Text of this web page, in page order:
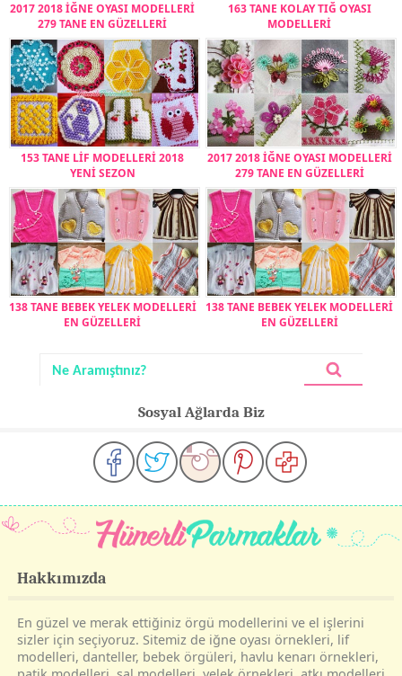
2017 2018 İĞNE OYASI MODELLERİ
279 TANE EN GÜZELLERİ
163 TANE KOLAY TIĞ OYASI
MODELLERİ
153 TANE LİF MODELLERİ 2018
YENİ SEZON
2017 2018 İĞNE OYASI MODELLERİ
279 TANE EN GÜZELLERİ
138 TANE BEBEK YELEK MODELLERİ
EN GÜZELLERİ
138 TANE BEBEK YELEK MODELLERİ
EN GÜZELLERİ
Sosyal Ağlarda Biz
Hakkımızda
En güzel ve merak ettiğiniz örgü modellerini ve el işlerini
sizler için seçiyoruz. Sitemiz de iğne oyası örnekleri, lif
modelleri, danteller, bebek örgüleri, havlu kenarı örnekleri,